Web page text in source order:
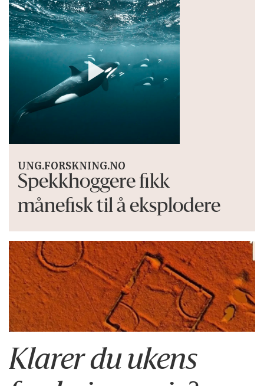
UNG.FORSKNING.NO
Spekkhoggere fikk
månefisk til å eksplodere
Klarer du ukens